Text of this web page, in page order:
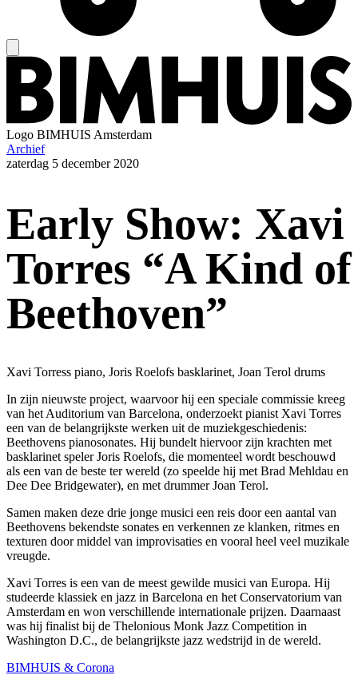
Logo BIMHUIS Amsterdam
Archief
zaterdag 5 december 2020
Early Show: Xavi
Torres “A Kind of
Beethoven”
Xavi Torress piano, Joris Roelofs basklarinet, Joan Terol drums
In zijn nieuwste project, waarvoor hij een speciale commissie kreeg
van het Auditorium van Barcelona, onderzoekt pianist Xavi Torres
een van de belangrijkste werken uit de muziekgeschiedenis:
Beethovens pianosonates. Hij bundelt hiervoor zijn krachten met
basklarinet speler Joris Roelofs, die momenteel wordt beschouwd
als een van de beste ter wereld (zo speelde hij met Brad Mehldau en
Dee Dee Bridgewater), en met drummer Joan Terol.
Samen maken deze drie jonge musici een reis door een aantal van
Beethovens bekendste sonates en verkennen ze klanken, ritmes en
texturen door middel van improvisaties en vooral heel veel muzikale
vreugde.
Xavi Torres is een van de meest gewilde musici van Europa. Hij
studeerde klassiek en jazz in Barcelona en het Conservatorium van
Amsterdam en won verschillende internationale prijzen. Daarnaast
was hij finalist bij de Thelonious Monk Jazz Competition in
Washington D.C., de belangrijkste jazz wedstrijd in de wereld.
BIMHUIS & Corona